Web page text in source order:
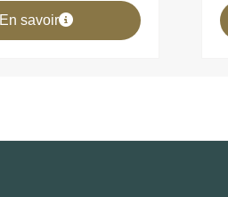
En savoir +